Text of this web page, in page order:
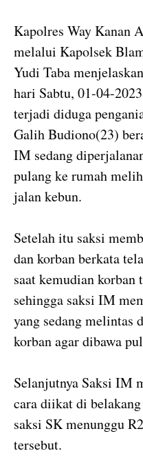
Kapolres Way Kanan
melalui Kapolsek
Yudi Taba
hari Sabtu, 01-04-
terjadi diduga
Galih Budiono(23)
IM sedang
pulang ke rumah
jalan kebun.
Setelah itu saksi
dan korban berkata
saat kemudian
sehingga saksi IM
yang sedang melintas
korban agar dibawa
Selanjutnya Saksi IM
cara diikat di
saksi SK menunggu
tersebut.